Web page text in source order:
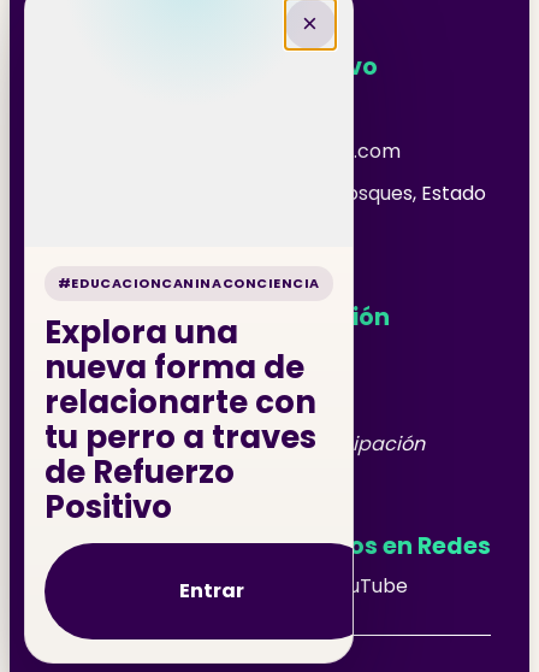
×
#EDUCACIONCANINACONCIENCIA
Explora una
nueva forma de
relacionarte con
tu perro a traves
de Refuerzo
Positivo
Entrar
Contacto Refuerzo Positivo
pablo.herrera@refuerzopositivo.com
Los Héroes Tecámac, Sección Bosques, Estado
Horario de Atención
Lunes a Domingo
9:00 AM - 6:00 PM
Agenda tu cita con anticipación
Síguenos en Redes
FacebookInstagram YouTube